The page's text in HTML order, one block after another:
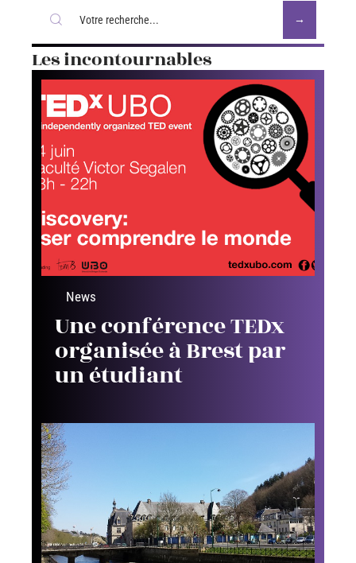
Les incontournables
News
Une conférence TEDx
organisée à Brest par
un étudiant